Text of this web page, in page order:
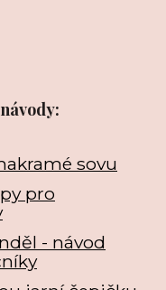
sovu
pro
- návod